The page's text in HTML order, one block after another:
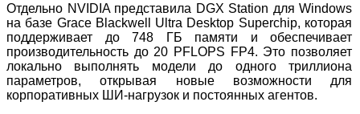
Отдельно NVIDIA представила DGX Station для Windows
на базе Grace Blackwell Ultra Desktop Superchip, которая
поддерживает до 748 ГБ памяти и обеспечивает
производительность до 20 PFLOPS FP4. Это позволяет
локально выполнять модели до одного триллиона
параметров, открывая новые возможности для
корпоративных ШИ‑нагрузок и постоянных агентов.